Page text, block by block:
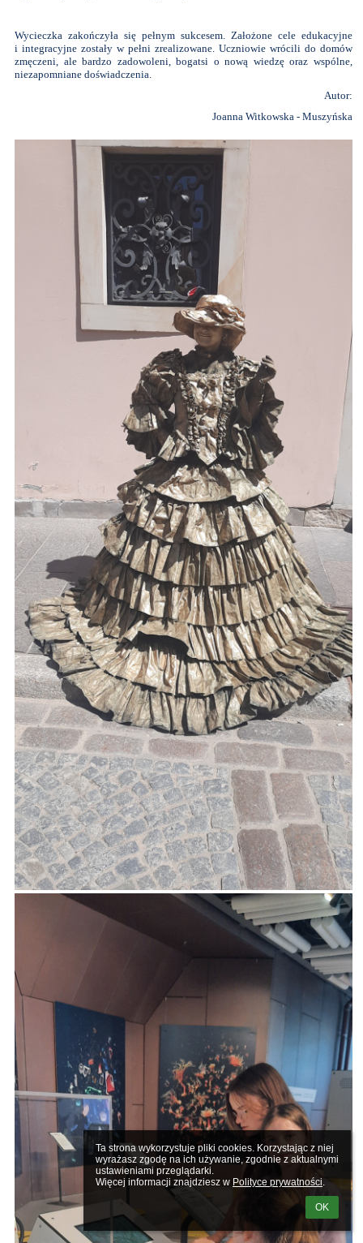
Ta strona wykorzystuje pliki cookies. Korzystając z niej
wyrażasz zgodę na ich używanie, zgodnie z aktualnymi
ustawieniami przeglądarki.
Więcej informacji znajdziesz w Polityce prywatności.
OK
Wycieczka zakończyła się pełnym sukcesem. Założone cele edukacyjne
i integracyjne zostały w pełni zrealizowane. Uczniowie wrócili do domów
zmęczeni, ale bardzo zadowoleni, bogatsi o nową wiedzę oraz wspólne,
niezapomniane doświadczenia.
Autor:
Joanna Witkowska - Muszyńska